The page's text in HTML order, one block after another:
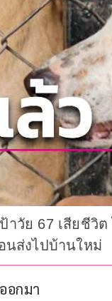
วัย 67 เสียชีวิต
นส่งไปบ้านใหม่
อกมา